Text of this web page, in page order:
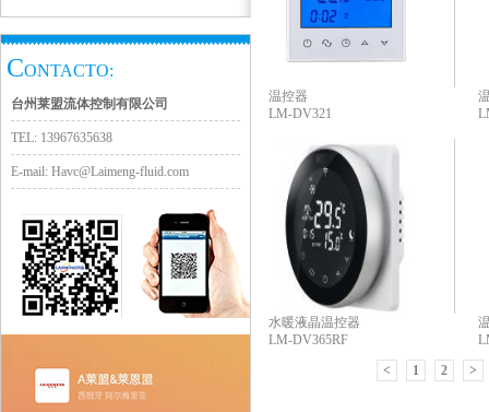
CONTACTO:
台州莱盟流体控制有限公司
TEL: 13967635638
E-mail:Havc@Laimeng-fluid.com
温控器
LM-DV321
水暖液晶温控器
LM-DV365RF
<
1 2 >